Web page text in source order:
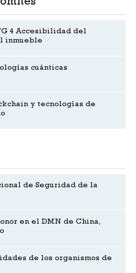
4 Accesibilidad del
inmueble
cuánticas
y tecnologías de
de Seguridad de la
en el DMN de China,
de los organismos de